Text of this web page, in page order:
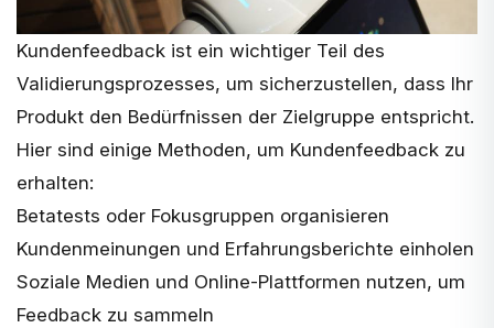
Kundenfeedback ist ein wichtiger Teil des
Validierungsprozesses, um sicherzustellen, dass Ihr
Produkt den Bedürfnissen der Zielgruppe entspricht.
Hier sind einige Methoden, um Kundenfeedback zu
erhalten:
Betatests oder Fokusgruppen organisieren
Kundenmeinungen und Erfahrungsberichte einholen
Soziale Medien und Online-Plattformen nutzen, um
Feedback zu sammeln